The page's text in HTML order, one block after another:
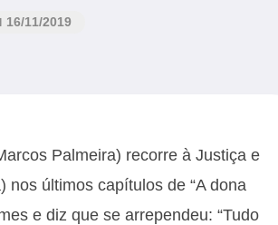
16/11/2019
Palmeira) recorre à Justiça e
últimos capítulos de “A dona
e diz que se arrependeu: “Tudo